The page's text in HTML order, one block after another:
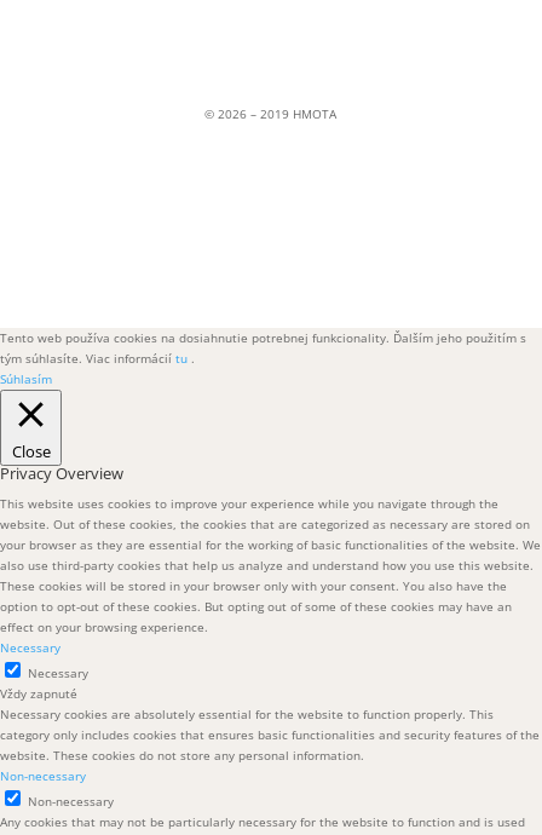
© 2026 – 2019 HMOTA
Tento web používa cookies na dosiahnutie potrebnej funkcionality. Ďalším jeho použitím s
tým súhlasíte. Viac informácií tu .
Súhlasím
Close
Privacy Overview
This website uses cookies to improve your experience while you navigate through the
website. Out of these cookies, the cookies that are categorized as necessary are stored on
your browser as they are essential for the working of basic functionalities of the website. We
also use third-party cookies that help us analyze and understand how you use this website.
These cookies will be stored in your browser only with your consent. You also have the
option to opt-out of these cookies. But opting out of some of these cookies may have an
effect on your browsing experience.
Necessary
Necessary
Vždy zapnuté
Necessary cookies are absolutely essential for the website to function properly. This
category only includes cookies that ensures basic functionalities and security features of the
website. These cookies do not store any personal information.
Non-necessary
Non-necessary
Any cookies that may not be particularly necessary for the website to function and is used